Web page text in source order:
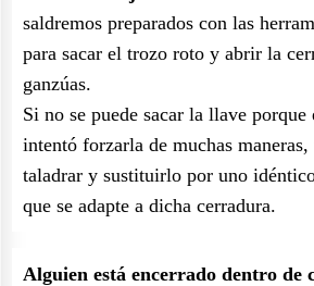
saldremos preparados con las
para sacar el trozo roto y abrir la
ganzúas.
Si no se puede sacar la llave
intentó forzarla de muchas maneras,
taladrar y sustituirlo por uno
que se adapte a dicha cerradura.
Alguien está encerrado dentro de